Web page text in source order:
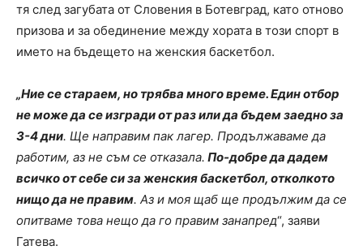
тя след загубата от Словения в Ботевград, като отново
призова и за обединение между хората в този спорт в
името на бъдещето на женския баскетбол.
„Ние се стараем, но трябва много време. Един отбор
не може да се изгради от раз или да бъдем заедно за
3-4 дни. Ще направим пак лагер. Продължаваме да
работим, аз не съм се отказала. По-добре да дадем
всичко от себе си за женския баскетбол, отколкото
нищо да не правим. Аз и моя щаб ще продължим да се
опитваме това нещо да го правим занапред“, заяви
Гатева.